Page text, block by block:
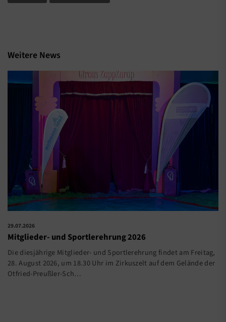
Weitere News
29.07.2026
Mitglieder- und Sportlerehrung 2026
Die diesjährige Mitglieder- und Sportlerehrung findet am Freitag,
28. August 2026, um 18.30 Uhr im Zirkuszelt auf dem Gelände der
Otfried-Preußler-Sch…